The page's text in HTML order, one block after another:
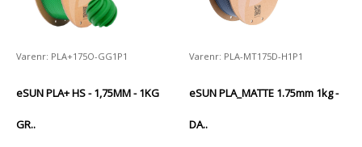
Varenr: PLA+175O-GG1P1
eSUN PLA+ HS - 1,75MM - 1KG
GR..
Varenr: PLA-MT175D-H1P1
eSUN PLA_MATTE 1.75mm 1kg -
DA..